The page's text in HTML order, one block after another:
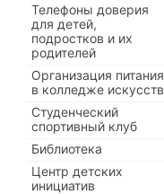
Телефоны доверия
для детей,
подростков и их
родителей
Организация питания
в колледже искусств
Студенческий
спортивный клуб
Библиотека
Центр детских
инициатив